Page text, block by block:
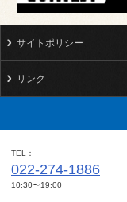
サイトポリシー
リンク
TEL
022-274-1886
10:30〜19:00